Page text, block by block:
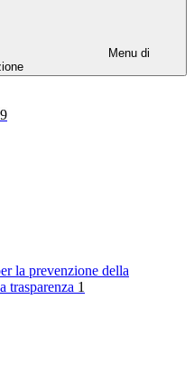
Menu di
la prevenzione della
trasparenza 1